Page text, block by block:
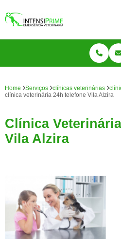
Home Serviços clínicas veterinárias
clínica veterinária 24h telefone Vila Alzira
Clínica
Vila Alzira